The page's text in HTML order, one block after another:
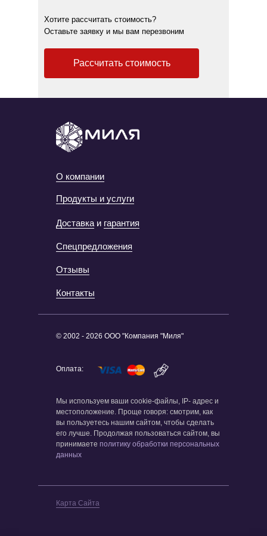
Рассчитать стоимость
Хотите рассчитать стоимость?
Оставьте заявку и мы вам перезвоним
О компании
Доставка и гарантия
Спецпредложения
Отзывы
Контакты
© 2002 - 2026 ООО "Компания "Миля"
Оплата:
Продукты и услуги
Карта Сайта
Мы используем ваши cookie-файлы, IP- адрес и
местоположение. Проще говоря: смотрим, как
вы пользуетесь нашим сайтом, чтобы сделать
его лучше. Продолжая пользоваться сайтом, вы
принимаете политику обработки персональных
данных